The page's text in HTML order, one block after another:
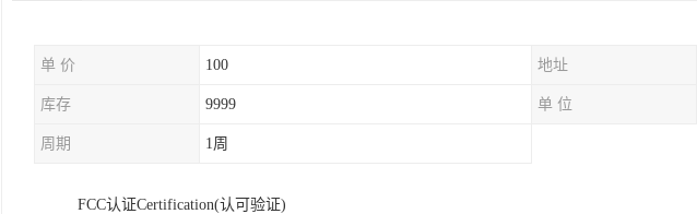
单 价 100 地址
库存 9999 单 位
周期 1周
FCC认证Certification(认可验证)